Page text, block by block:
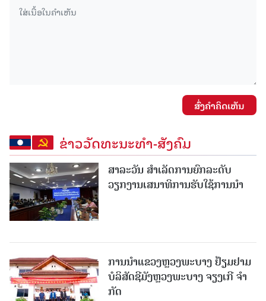
ສົ່ງຄໍາຄິດເຫັນ
ຂ່າວວັດທະນະທຳ-ສັງຄົມ
ສາລະວັນ ສໍາເລັດການຍົກລະດັບ
ວຽກງານເສນາທິການຮັບໃຊ້ການນໍາ
ການນຳແຂວງຫຼວງພະບາງ ຢ້ຽມ​ຢາມ
ບໍ​ລິ​ສັດຊີມັງຫຼວງພະບາງ ຈຽງເກີ ຈໍາ
ກັດ